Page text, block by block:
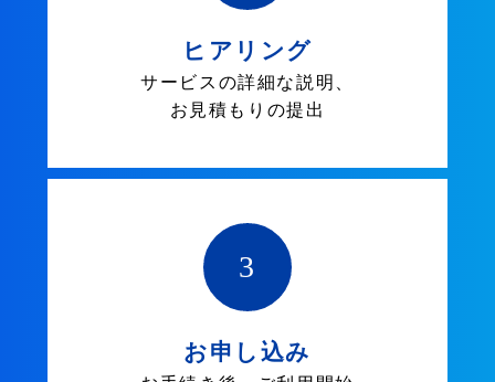
ヒアリング
サービスの詳細な説明、
お見積もりの提出
3
お申し込み